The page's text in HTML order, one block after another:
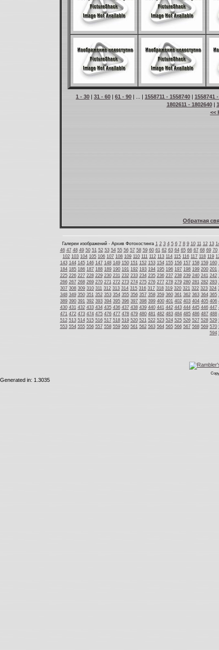
1 - 30 | 31 - 60 | 61 - 90 | ... | 1558711 - 1558740 | 1558741
1802611 - 1802640|
<<
Обратная
Галереи изображений - Архив Фотохостинга 1 2 3 4 5 6 7 8 9 10 11 12 13
46 47 48 49 50 51 52 53 54 55 56 57 58 59 60 61 62 63 64 65 66 67 68 69 70
102 103 104 105 106 107 108 109 110 111 112 113 114 115 116 117 118 119
143 144 145 146 147 148 149 150 151 152 153 154 155 156 157 158 159 160
184 185 186 187 188 189 190 191 192 193 194 195 196 197 198 199 200 201
225 226 227 228 229 230 231 232 233 234 235 236 237 238 239 240 241 242
266 267 268 269 270 271 272 273 274 275 276 277 278 279 280 281 282 283
307 308 309 310 311 312 313 314 315 316 317 318 319 320 321 322 323 324
348 349 350 351 352 353 354 355 356 357 358 359 360 361 362 363 364 365
389 390 391 392 393 394 395 396 397 398 399 400 401 402 403 404 405 406
430 431 432 433 434 435 436 437 438 439 440 441 442 443 444 445 446 447
471 472 473 474 475 476 477 478 479 480 481 482 483 484 485 486 487 488
512 513 514 515 516 517 518 519 520 521 522 523 524 525 526 527 528 529
553 554 555 556 557 558 559 560 561 562 563 564 565 566 567 568 569 570
594
Generated in: 1.3035